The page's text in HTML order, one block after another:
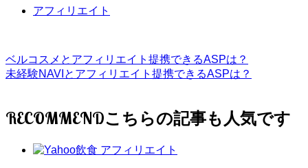
アフィリエイト
ベルコスメとアフィリエイト提携できるASPは？
未経験NAVIとアフィリエイト提携できるASPは？
RECOMMEND
アフィリエイト